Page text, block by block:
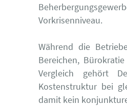
Vorkrisenniveau.
Während die
Bereichen,
Vergleich gehört
Kostenstruktur bei
damit kein